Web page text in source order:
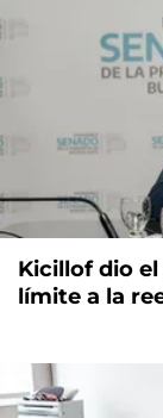
Kicillof dio
límite a la